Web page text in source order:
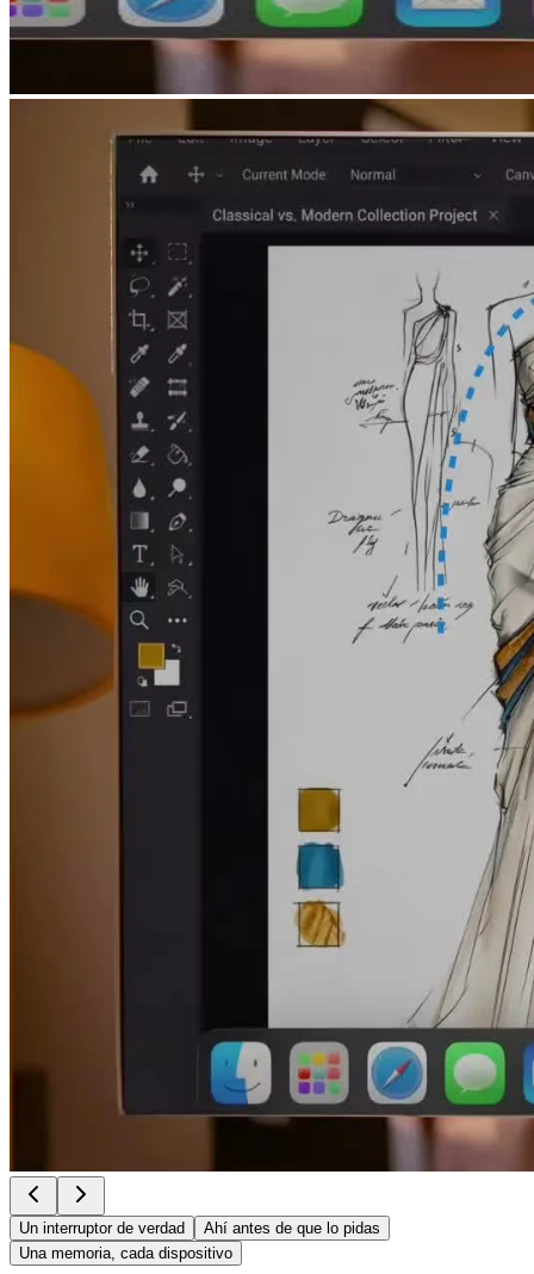
Un interruptor de verdad
Ahí antes de que lo pidas
Una memoria, cada dispositivo